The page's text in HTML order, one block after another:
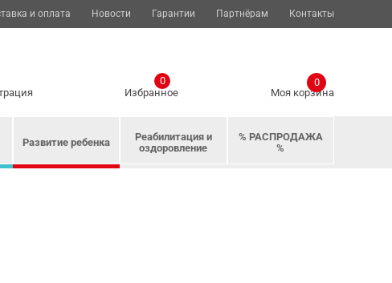
и оплата Новости Гарантии Партнёрам Контакты
Избранное
0
Моя корзина
0
Развитие ребенка
Реабилитация и
оздоровление
% РАСПРОДАЖА
%